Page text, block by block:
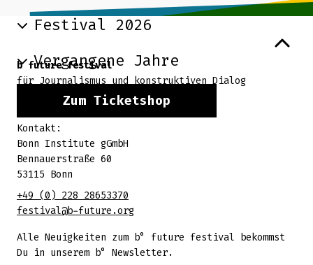
Festival 2026
Vergangene Jahre
Zum Ticketshop
b future festival
für Journalismus und konstruktiven Dialog
1. - 3. Oktober 2026
Kontakt:
Bonn Institute gGmbH
Bennauerstraße 60
53115 Bonn
+49 (0) 228 28653370
festival@b-future.org
Alle Neuigkeiten zum b° future festival bekommst
Du in unserem b° Newsletter.